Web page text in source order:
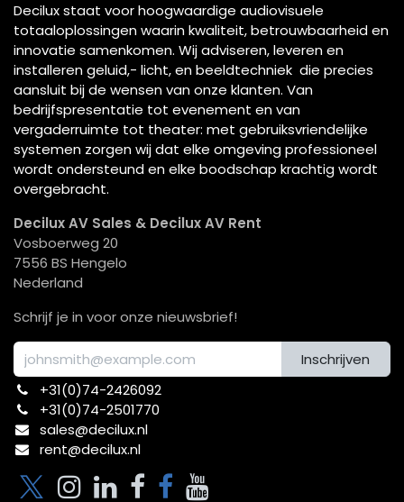
Decilux staat voor hoogwaardige audiovisuele
totaaloplossingen waarin kwaliteit, betrouwbaarheid en
innovatie samenkomen. Wij adviseren, leveren en
installeren geluid,- licht, en beeldtechniek die precies
aansluit bij de wensen van onze klanten. Van
bedrijfspresentatie tot evenement en van
vergaderruimte tot theater: met gebruiksvriendelijke
systemen zorgen wij dat elke omgeving professioneel
wordt ondersteund en elke boodschap krachtig wordt
overgebracht.
Decilux AV Sales & Decilux AV Rent
Vosboerweg 20
7556 BS Hengelo
Nederland
Schrijf je in voor onze nieuwsbrief!
Inschrijven
+31(0)74-2426092​
+31(0)74-2501770
sales@decilux.nl
rent@decilux.nl